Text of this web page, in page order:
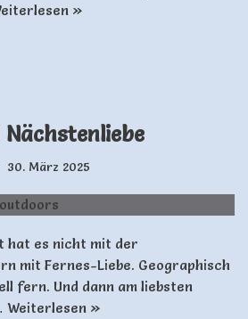
»
30. März 2025
hat es nicht mit der
mit Fernes-Liebe. Geographisch
fern. Und dann am liebsten
Weiterlesen »